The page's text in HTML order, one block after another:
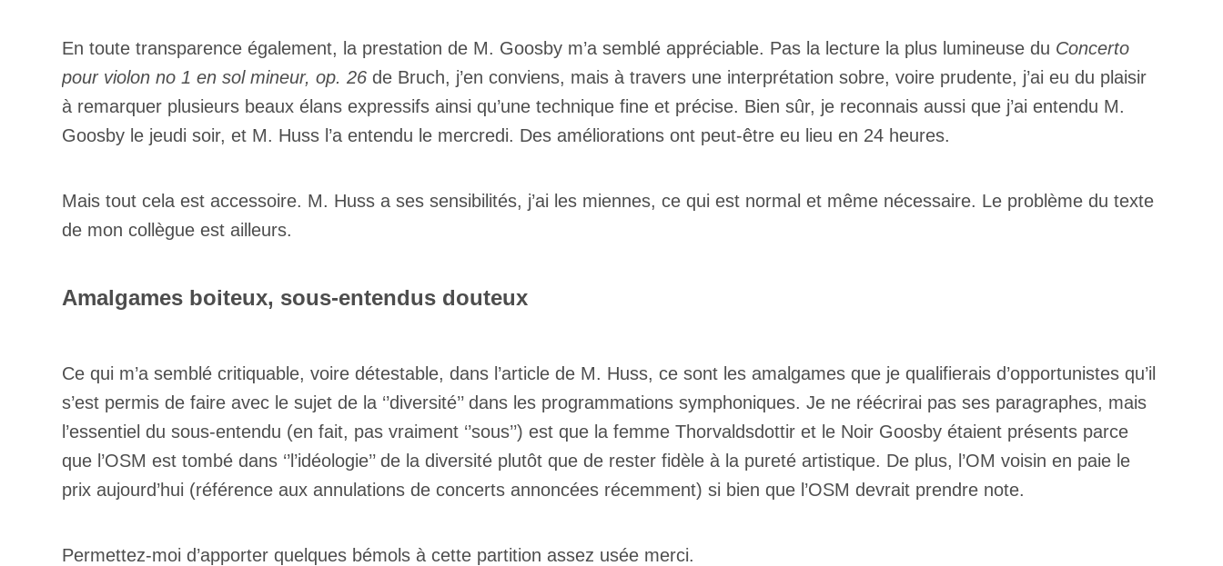
En toute transparence également, la prestation de M. Goosby m’a semblé appréciable. Pas la lecture la plus lumineuse du Concerto
pour violon no 1 en sol mineur, op. 26 de Bruch, j’en conviens, mais à travers une interprétation sobre, voire prudente, j’ai eu du plaisir
à remarquer plusieurs beaux élans expressifs ainsi qu’une technique fine et précise. Bien sûr, je reconnais aussi que j’ai entendu M.
Goosby le jeudi soir, et M. Huss l’a entendu le mercredi. Des améliorations ont peut-être eu lieu en 24 heures.
Mais tout cela est accessoire. M. Huss a ses sensibilités, j’ai les miennes, ce qui est normal et même nécessaire. Le problème du texte
de mon collègue est ailleurs.
Amalgames boiteux, sous-entendus douteux
Ce qui m’a semblé critiquable, voire détestable, dans l’article de M. Huss, ce sont les amalgames que je qualifierais d’opportunistes qu’il
s’est permis de faire avec le sujet de la ‘’diversité’’ dans les programmations symphoniques. Je ne réécrirai pas ses paragraphes, mais
l’essentiel du sous-entendu (en fait, pas vraiment ‘’sous’’) est que la femme Thorvaldsdottir et le Noir Goosby étaient présents parce
que l’OSM est tombé dans ‘’l’idéologie’’ de la diversité plutôt que de rester fidèle à la pureté artistique. De plus, l’OM voisin en paie le
prix aujourd’hui (référence aux annulations de concerts annoncées récemment) si bien que l’OSM devrait prendre note.
Permettez-moi d’apporter quelques bémols à cette partition assez usée merci.